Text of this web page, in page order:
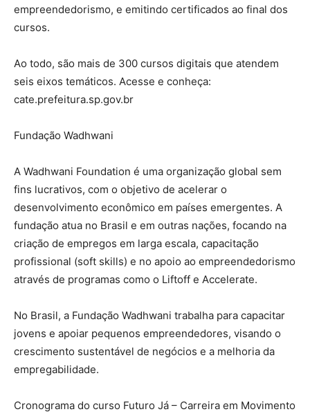
empreendedorismo, e emitindo certificados ao final dos
cursos.
Ao todo, são mais de 300 cursos digitais que atendem
seis eixos temáticos. Acesse e conheça:
cate.prefeitura.sp.gov.br
Fundação Wadhwani
A Wadhwani Foundation é uma organização global sem
fins lucrativos, com o objetivo de acelerar o
desenvolvimento econômico em países emergentes. A
fundação atua no Brasil e em outras nações, focando na
criação de empregos em larga escala, capacitação
profissional (soft skills) e no apoio ao empreendedorismo
através de programas como o Liftoff e Accelerate.
No Brasil, a Fundação Wadhwani trabalha para capacitar
jovens e apoiar pequenos empreendedores, visando o
crescimento sustentável de negócios e a melhoria da
empregabilidade.
Cronograma do curso Futuro Já – Carreira em Movimento